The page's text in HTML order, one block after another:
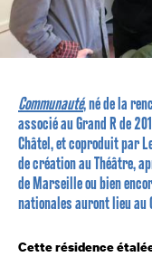
Communauté, né de la
associé au Grand R de
Châtel, et coproduit par
de création au Théâtre,
de Marseille ou bien
nationales auront lieu au
Cette résidence